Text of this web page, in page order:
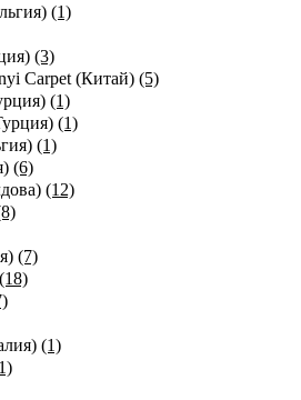
(1)
(3)
Carpet (Китай) (5)
(1)
(1)
(1)
(6)
(12)
(7)
(18)
(1)